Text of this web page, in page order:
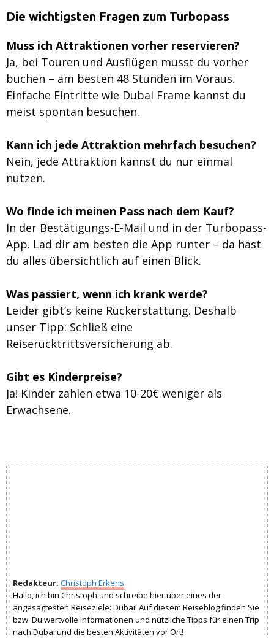
Die wichtigsten Fragen zum Turbopass
Muss ich Attraktionen vorher reservieren?
Ja, bei Touren und Ausflügen musst du vorher
buchen – am besten 48 Stunden im Voraus.
Einfache Eintritte wie Dubai Frame kannst du
meist spontan besuchen.
Kann ich jede Attraktion mehrfach besuchen?
Nein, jede Attraktion kannst du nur einmal
nutzen.
Wo finde ich meinen Pass nach dem Kauf?
In der Bestätigungs-E-Mail und in der Turbopass-
App. Lad dir am besten die App runter – da hast
du alles übersichtlich auf einen Blick.
Was passiert, wenn ich krank werde?
Leider gibt’s keine Rückerstattung. Deshalb
unser Tipp: Schließ eine
Reiserücktrittsversicherung ab.
Gibt es Kinderpreise?
Ja! Kinder zahlen etwa 10-20€ weniger als
Erwachsene.
Redakteur: Christoph Erkens
Hallo, ich bin Christoph und schreibe hier über eines der
angesagtesten Reiseziele: Dubai! Auf diesem Reiseblog finden Sie
bzw. Du wertvolle Informationen und nützliche Tipps für einen Trip
nach Dubai und die besten Aktivitäten vor Ort!